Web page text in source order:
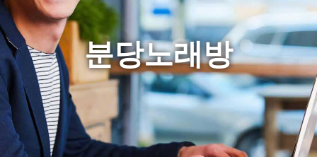
분당노래방